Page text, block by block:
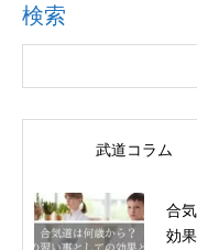
検索
武道コラム
合
効